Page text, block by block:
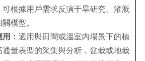
可根據用戶需求反演干旱研究、灌溉
模型。
用：適用與田間或溫室內場景下的植
通量表型的采集與分析，盆栽或地栽